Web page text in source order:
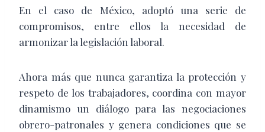
En el caso de México, adoptó una serie de
compromisos, entre ellos la necesidad de
armonizar la legislación laboral.
Ahora más que nunca garantiza la protección y
respeto de los trabajadores, coordina con mayor
dinamismo un diálogo para las negociaciones
obrero-patronales y genera condiciones que se